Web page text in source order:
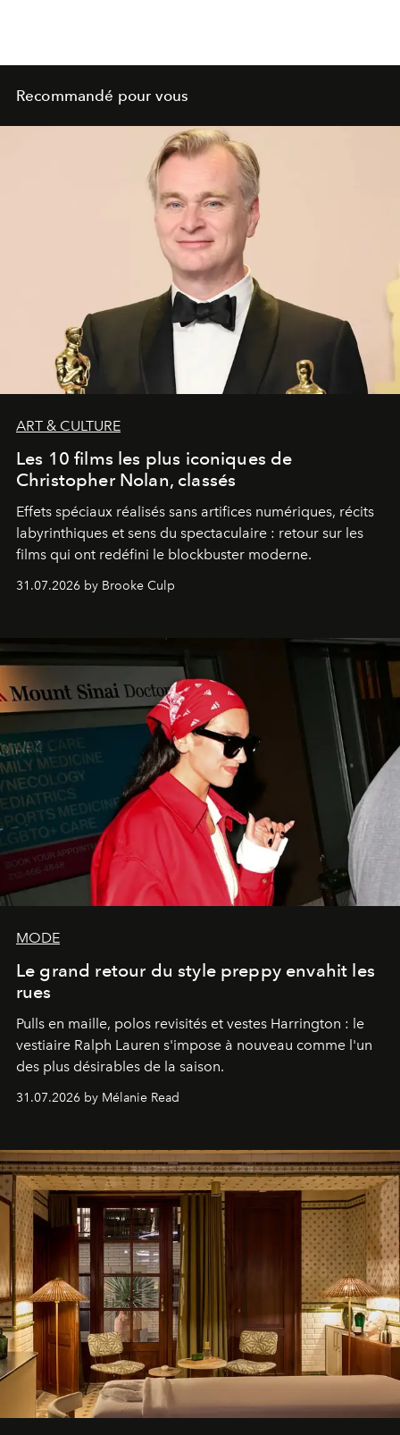
Recommandé pour vous
ART & CULTURE
Les 10 films les plus iconiques de
Christopher Nolan, classés
Effets spéciaux réalisés sans artifices numériques, récits
labyrinthiques et sens du spectaculaire : retour sur les
films qui ont redéfini le blockbuster moderne.
31.07.2026 by Brooke Culp
MODE
Le grand retour du style preppy envahit les
rues
Pulls en maille, polos revisités et vestes Harrington : le
vestiaire Ralph Lauren s'impose à nouveau comme l'un
des plus désirables de la saison.
31.07.2026 by Mélanie Read